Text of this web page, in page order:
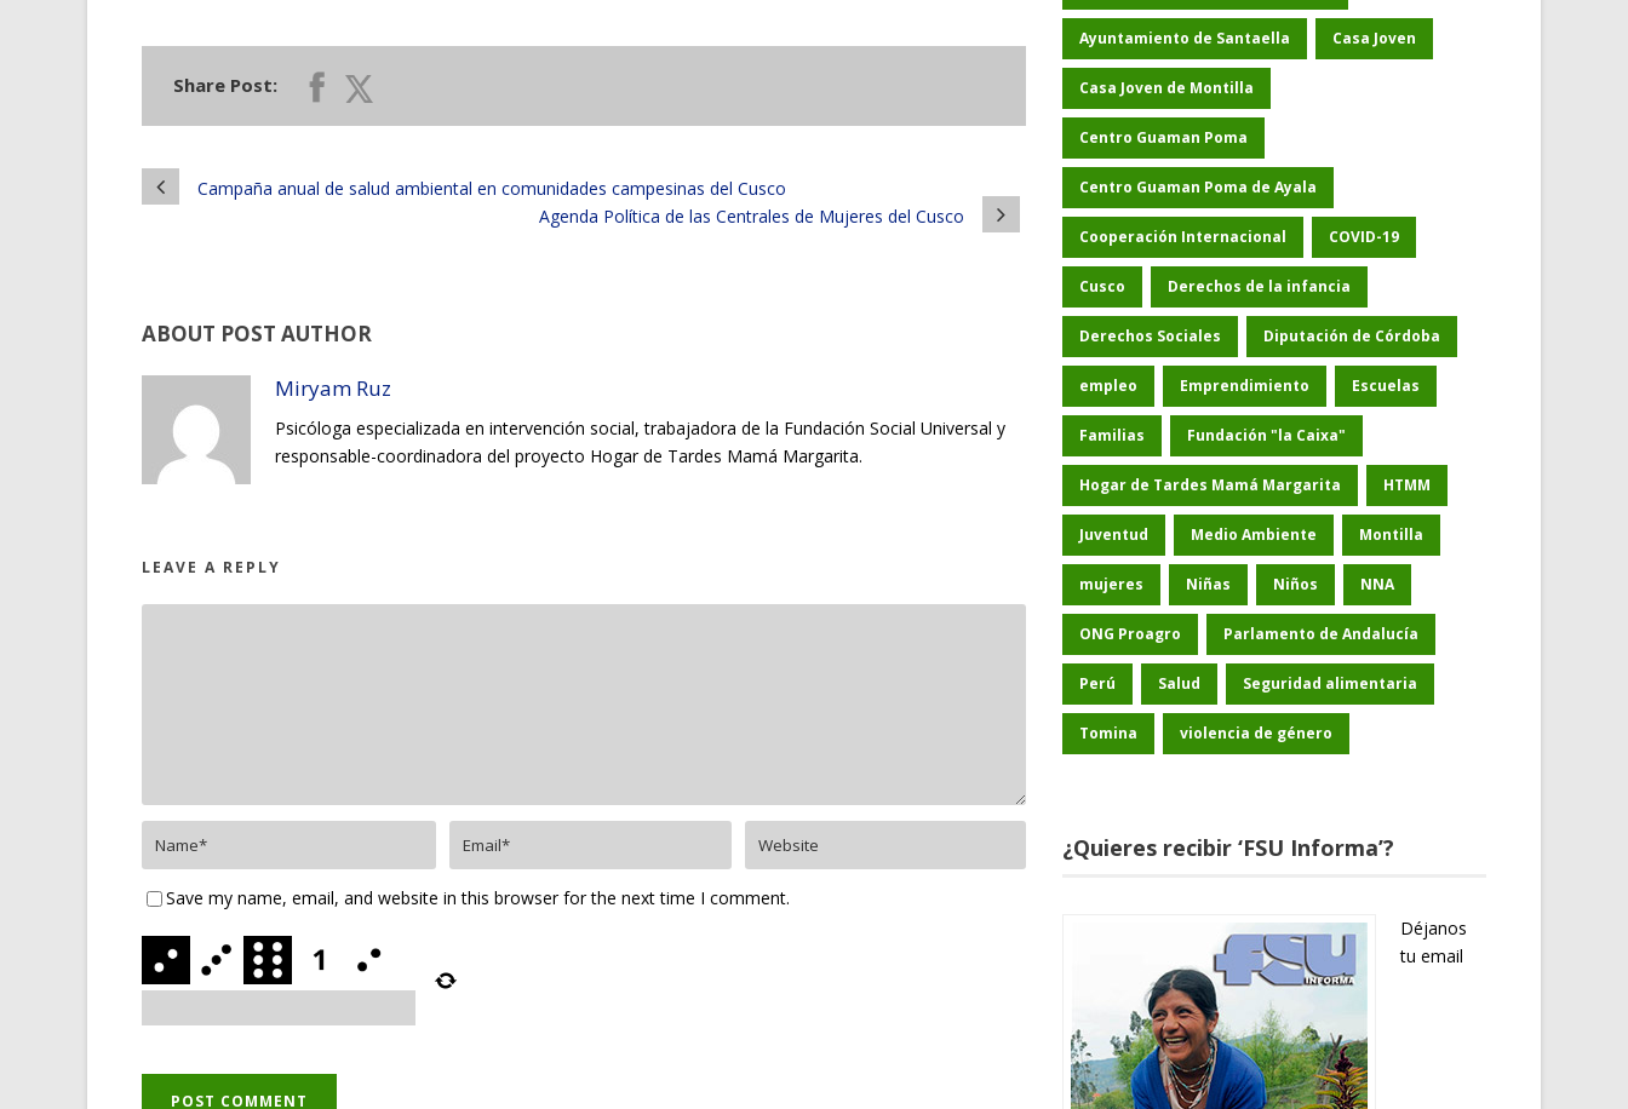
Share Post:
Campaña anual de salud ambiental en comunidades campesinas del Cusco
Agenda Política de las Centrales de Mujeres del Cusco
ABOUT POST AUTHOR
Miryam Ruz
Psicóloga especializada en intervención social, trabajadora de la Fundación Social Universal y
responsable-coordinadora del proyecto Hogar de Tardes Mamá Margarita.
LEAVE A REPLY
Save my name, email, and website in this browser for the next time I comment.
Ayuntamiento de Santaella Casa Joven
Casa Joven de Montilla
Centro Guaman Poma
Centro Guaman Poma de Ayala
Cooperación Internacional COVID-19
Cusco Derechos de la infancia
Derechos Sociales Diputación de Córdoba
empleo Emprendimiento Escuelas
Familias Fundación "la Caixa"
Hogar de Tardes Mamá Margarita HTMM
Juventud Medio Ambiente Montilla
mujeres Niñas Niños NNA
ONG Proagro Parlamento de Andalucía
Perú Salud Seguridad alimentaria
Tomina violencia de género
¿Quieres recibir ‘FSU Informa’?
Déjanos
tu email